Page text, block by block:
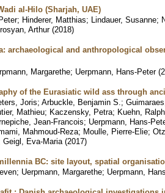
al-Hilo (Sharjah, UAE)
; Hinderer, Matthias; Lindauer, Susanne;
Arthur (2018)
archaeological and anthropological
Margarethe; Uerpmann, Hans-Peter (
of the Eurasiatic wild ass through
Joris; Arbuckle, Benjamin S. ;
Mathieu; Kaczensky, Petra; Kuehn, Ralph
Jean-Francois; Uerpmann, Hans-
Mahmoud-Reza; Moulle, Pierre-Elie;
Geigl, Eva-Maria (2017)
BC: site layout, spatial
; Uerpmann, Margarethe; Uerpmann,